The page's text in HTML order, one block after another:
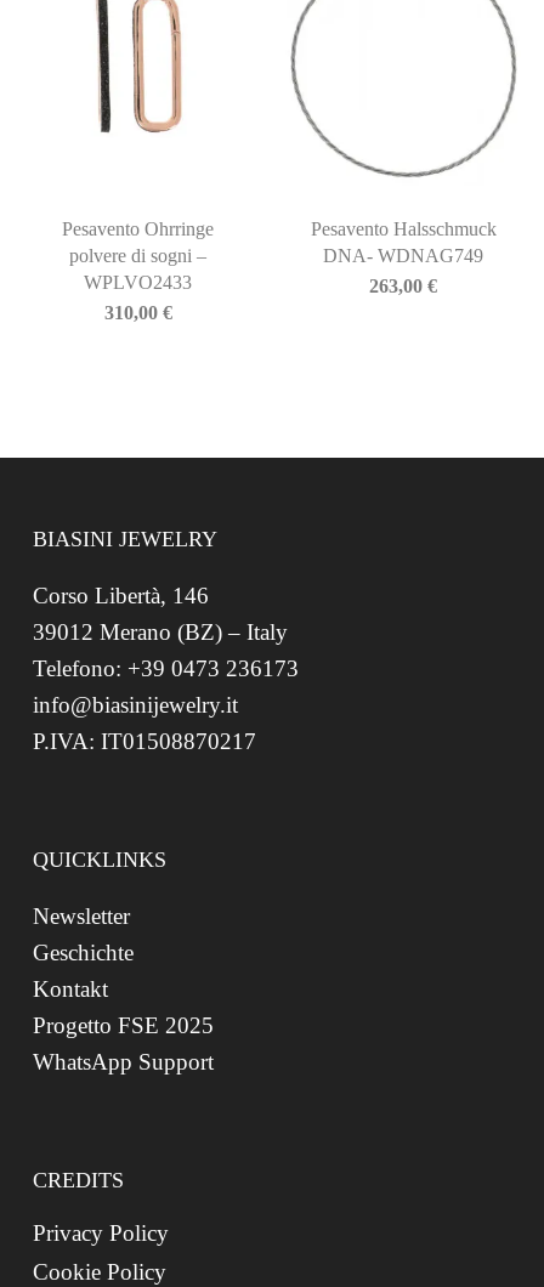
Pesavento Ohrringe
polvere di sogni –
WPLVO2433
310,00 €
Pesavento Halsschmuck
DNA- WDNAG749
263,00€
BIASINI JEWELRY
Corso Libertà, 146
39012 Merano (BZ) – Italy
Telefono: +39 0473 236173
info@biasinijewelry.it
P.IVA: IT01508870217
QUICKLINKS
Newsletter
Geschichte
Kontakt
Progetto FSE 2025
WhatsApp Support
CREDITS
Privacy Policy
Cookie Policy